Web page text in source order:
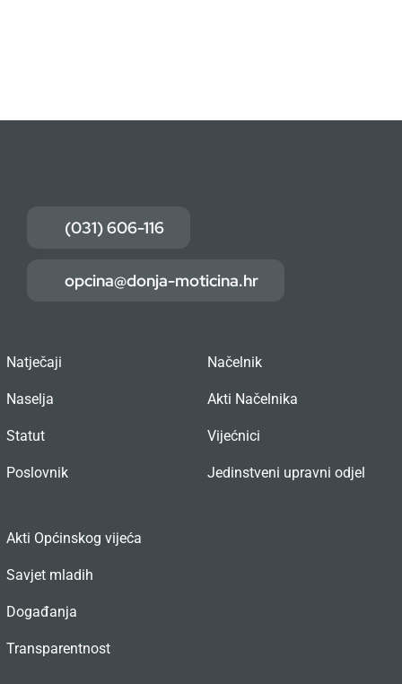
(031) 606-116
opcina@donja-moticina.hr
Natječaji
Naselja
Statut
Poslovnik
Načelnik
Akti Načelnika
Vijećnici
Jedinstveni upravni odjel
Akti Općinskog vijeća
Savjet mladih
Događanja
Transparentnost